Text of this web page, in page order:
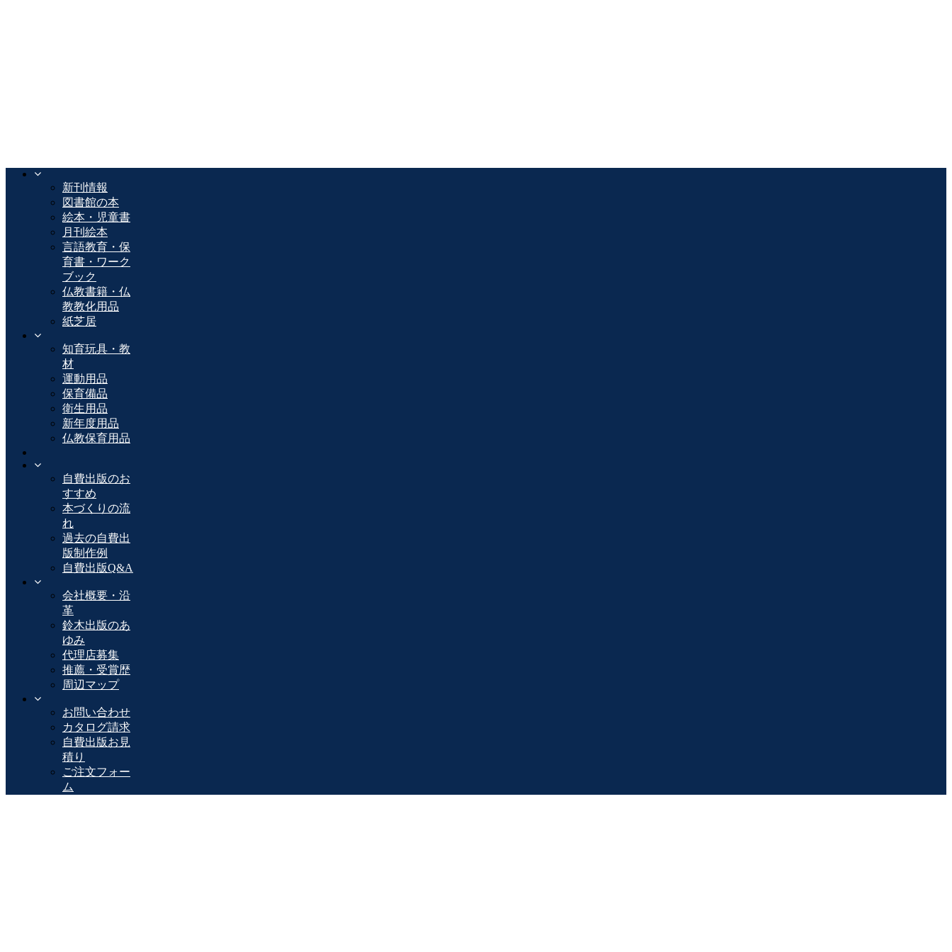
新刊情報
図書館の本
絵本・児童書
月刊絵本
言語教育・保
育書・ワーク
ブック
仏教書籍・仏
教教化用品
紙芝居
知育玩具・教
材
運動用品
保育備品
衛生用品
新年度用品
仏教保育用品
自費出版のお
すすめ
本づくりの流
れ
過去の自費出
版制作例
自費出版Q&A
会社概要・沿
革
鈴木出版のあ
ゆみ
代理店募集
推薦・受賞歴
周辺マップ
お問い合わせ
カタログ請求
自費出版お見
積り
ご注文フォー
ム